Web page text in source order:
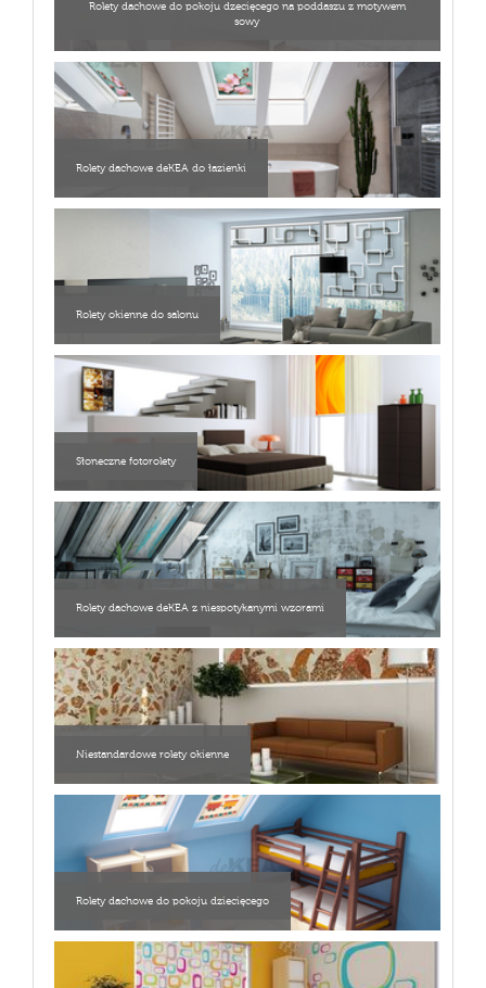
Rolety dachowe do pokoju dzecięcego na poddaszu z motywem
sowy
Rolety dachowe deKEA do łazienki
Rolety okienne do salonu
Słoneczne fotorolety
Rolety dachowe deKEA z niespotykanymi wzorami
Niestandardowe rolety okienne
Rolety dachowe do pokoju dziecięcego